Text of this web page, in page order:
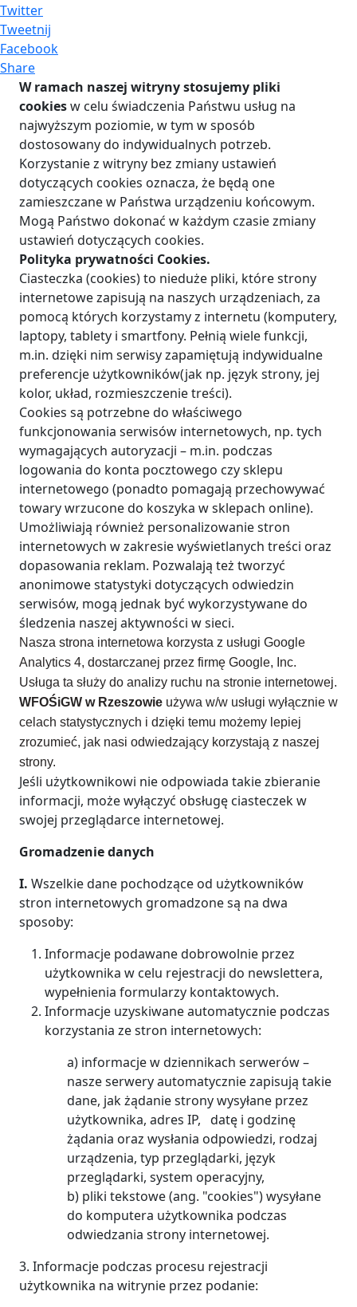
Twitter
Tweetnij
Facebook
Share
W ramach naszej witryny stosujemy pliki
cookiesw celu świadczenia Państwu usług na
najwyższym poziomie, w tym w sposób
dostosowany do indywidualnych potrzeb.
Korzystanie z witryny bez zmiany ustawień
dotyczących cookies oznacza, że będą one
zamieszczane w Państwa urządzeniu końcowym.
Mogą Państwo dokonać w każdym czasie zmiany
ustawień dotyczących cookies.
Polityka prywatności Cookies.
Ciasteczka (cookies) to nieduże pliki, które strony
internetowe zapisują na naszych urządzeniach, za
pomocą których korzystamy z internetu (komputery,
laptopy, tablety i smartfony. Pełnią wiele funkcji,
m.in. dzięki nim serwisy zapamiętują indywidualne
preferencje użytkowników(jak np. język strony, jej
kolor, układ, rozmieszczenie treści).
Cookies są potrzebne do właściwego
funkcjonowania serwisów internetowych, np. tych
wymagających autoryzacji – m.in. podczas
logowania do konta pocztowego czy sklepu
internetowego (ponadto pomagają przechowywać
towary wrzucone do koszyka w sklepach online).
Umożliwiają również personalizowanie stron
internetowych w zakresie wyświetlanych treści oraz
dopasowania reklam. Pozwalają też tworzyć
anonimowe statystyki dotyczących odwiedzin
serwisów, mogą jednak być wykorzystywane do
śledzenia naszej aktywności w sieci.
Nasza strona internetowa korzysta z usługi Google
Analytics 4, dostarczanej przez firmę Google, Inc.
Usługa ta służy do analizy ruchu na stronie internetowej.
WFOŚiGW w Rzeszowie używa w/w usługi wyłącznie w
celach statystycznych i dzięki temu możemy lepiej
zrozumieć, jak nasi odwiedzający korzystają z naszej
strony.
Jeśli użytkownikowi nie odpowiada takie zbieranie
informacji, może wyłączyć obsługę ciasteczek w
swojej przeglądarce internetowej.
Gromadzenie danych
I. Wszelkie dane pochodzące od użytkowników
stron internetowych gromadzone są na dwa
sposoby:
Informacje podawane dobrowolnie przez
użytkownika w celu rejestracji do newslettera,
wypełnienia formularzy kontaktowych.
Informacje uzyskiwane automatycznie podczas
korzystania ze stron internetowych:
a) informacje w dziennikach serwerów –
nasze serwery automatycznie zapisują takie
dane, jak żądanie strony wysyłane przez
użytkownika, adres IP, datę i godzinę
żądania oraz wysłania odpowiedzi, rodzaj
urządzenia, typ przeglądarki, język
przeglądarki, system operacyjny,
b) pliki tekstowe (ang. "cookies") wysyłane
do komputera użytkownika podczas
odwiedzania strony internetowej.
3. Informacje podczas procesu rejestracji
użytkownika na witrynie przez podanie: